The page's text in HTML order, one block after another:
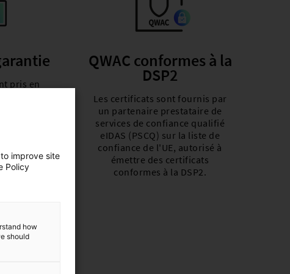
pris en
QWAC conformes à la
DSP2
Les certificats sont fournis par
un partenaire prestataire de
services de confiance qualifié
eIDAS (PSCQ) sur la liste de
confiance de l'UE, autorisé à
émettre des certificats
conformes à la DSP2.
improve site
Policy
how
should